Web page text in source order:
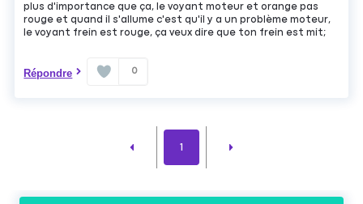
plus d'importance que ça, le voyant moteur et orange pas
rouge et quand il s'allume c'est qu'il y a un problème moteur,
le voyant frein est rouge, ça veux dire que ton frein est mit;
Répondre 0
1